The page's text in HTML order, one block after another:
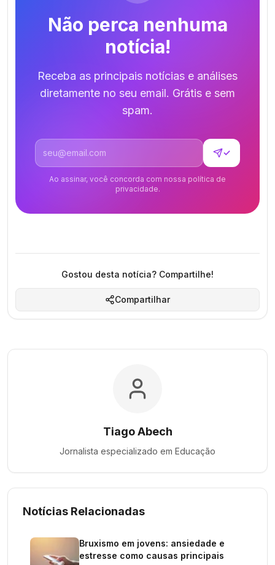
Não perca nenhuma
notícia!
Receba as principais notícias e análises
diretamente no seu email. Grátis e sem
spam.
Endereço de email
✓
Ao assinar, você concorda com nossa política de
privacidade.
Gostou desta notícia? Compartilhe!
Compartilhar
Tiago Abech
Jornalista especializado em Educação
Notícias Relacionadas
Bruxismo em jovens: ansiedade e
estresse como causas principais